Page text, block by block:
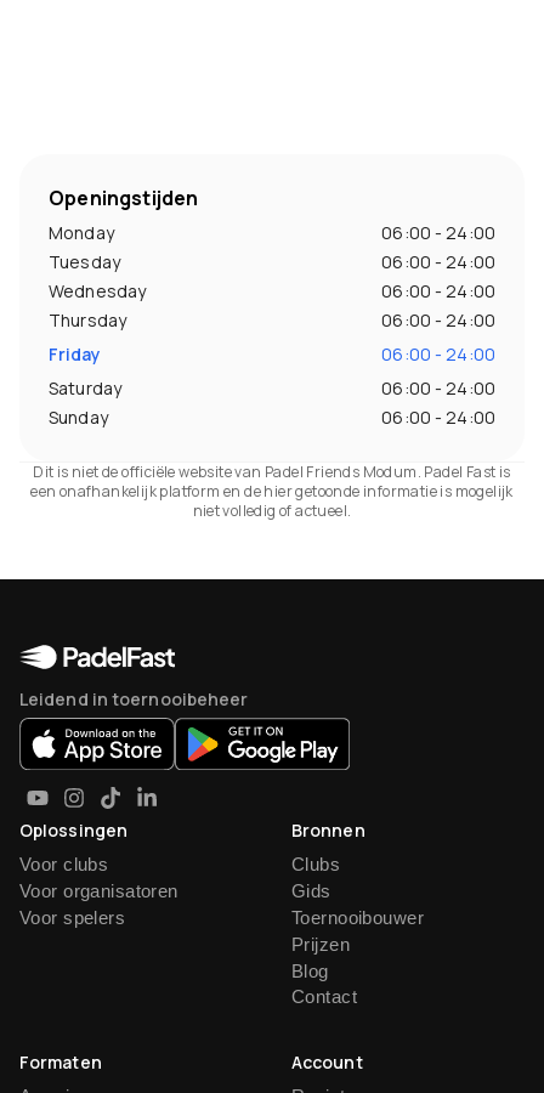
Openingstijden
Monday
06:00 - 24:00
Tuesday
06:00 - 24:00
Wednesday
06:00 - 24:00
Thursday
06:00 - 24:00
Friday
06:00 - 24:00
Saturday
06:00 - 24:00
Sunday
06:00 - 24:00
Dit is niet de officiële website van Padel Friends Modum. Padel Fast is
een onafhankelijk platform en de hier getoonde informatie is mogelijk
niet volledig of actueel.
Leidend in toernooibeheer
Oplossingen
Voor clubs
Voor organisatoren
Voor spelers
Bronnen
Clubs
Gids
Toernooibouwer
Prijzen
Blog
Contact
Formaten Account